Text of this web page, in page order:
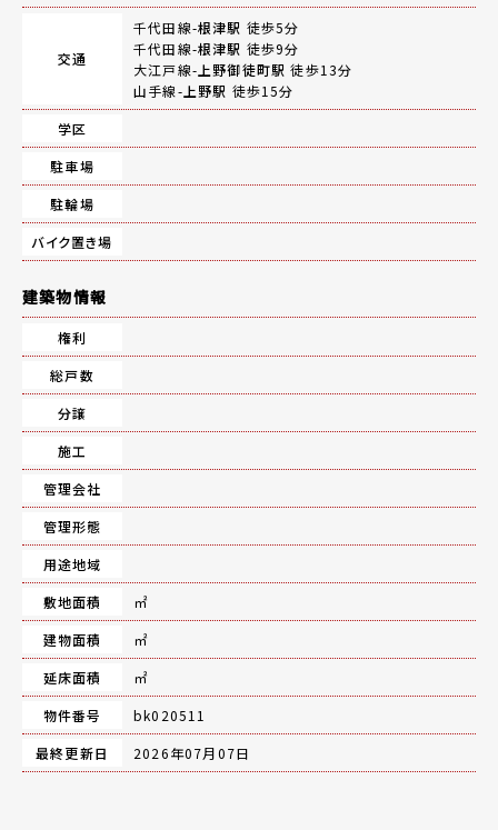
交通
千代田線-根津駅 徒歩5分
千代田線-根津駅 徒歩9分
大江戸線- 上野御徒町駅 徒歩13分
山手線- 上野駅 徒歩15分
学区
駐車場
駐輪場
バイク置き場
建築物情報
権利
総戸数
分譲
施工
管理会社
管理形態
用途地域
敷地面積
㎡
建物面積
㎡
延床面積
㎡
物件番号
bk020511
最終更新日
2026年07月07日